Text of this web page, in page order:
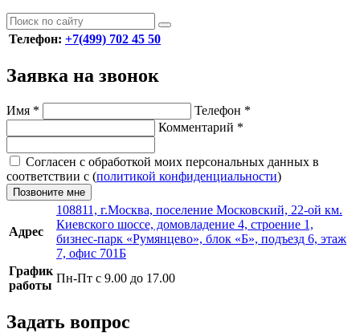
Телефон: +7(499) 702 45 50
Заявка на звонок
Имя * Телефон *
Комментарий *
Согласен с обработкой моих персональных данных в
соответствии с (политикой конфиденциальности)
Позвоните мне
Адрес
108811, г.Москва, поселение Московский, 22-ой км.
Киевского шоссе, домовладение 4, строение 1,
бизнес-парк «Румянцево», блок «Б», подъезд 6, этаж
7, офис 701Б
График
работы
Пн-Пт с 9.00 до 17.00
Задать вопрос